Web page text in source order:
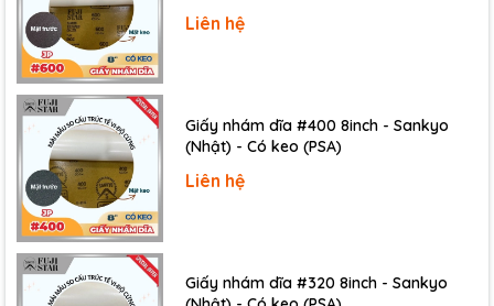
Liên hệ
Giấy nhám dĩa #400 8inch - Sankyo
(Nhật) - Có keo (PSA)
Liên hệ
Giấy nhám dĩa #320 8inch - Sankyo